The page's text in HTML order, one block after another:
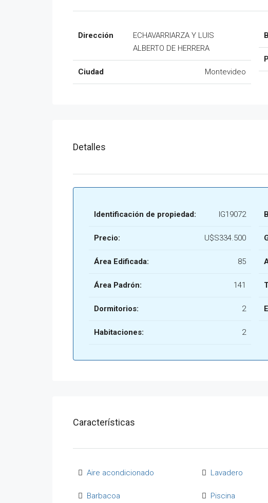
Dirección
ECHAVARRIARZA Y LUIS
ALBERTO DE HERRERA
Ciudad Montevideo
Detalles
Identificación de propiedad: IG19072
Precio: U$S334.500
Área Edificada: 85
Área Padrón: 141
Dormitorios: 2
Habitaciones: 2
Características
Aire acondicionado
Barbacoa
Lavadero
Piscina